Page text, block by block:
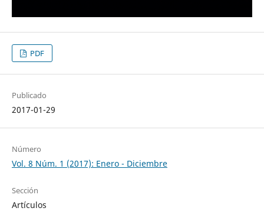
PDF
Publicado
2017-01-29
Número
Vol. 8 Núm. 1 (2017): Enero - Diciembre
Sección
Artículos